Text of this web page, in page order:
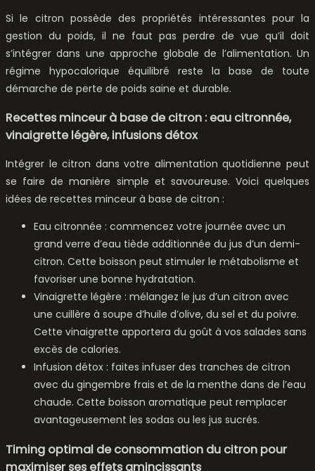
Si le citron possède des propriétés intéressantes pour la
gestion du poids, il ne faut pas perdre de vue qu’il doit
s’intégrer dans une approche globale de l’alimentation. Un
régime hypocalorique équilibré reste la base de toute
démarche de perte de poids saine et durable.
Recettes minceur à base de citron : eau citronnée,
vinaigrette légère, infusions détox
Intégrer le citron dans votre alimentation quotidienne peut
se faire de manière simple et savoureuse. Voici quelques
idées de recettes minceur à base de citron :
Eau citronnée : commencez votre journée avec un
grand verre d’eau tiède additionnée du jus d’un demi-
citron. Cette boisson peut stimuler le métabolisme et
favoriser une bonne hydratation.
Vinaigrette légère : mélangez le jus d’un citron avec
une cuillère à soupe d’huile d’olive, du sel et du poivre.
Cette vinaigrette apportera du goût à vos salades sans
excès de calories.
Infusion détox : faites infuser des tranches de citron
avec du gingembre frais et de la menthe dans de l’eau
chaude. Cette boisson aromatique peut remplacer
avantageusement les sodas ou les jus sucrés.
Timing optimal de consommation du citron pour
maximiser ses effets amincissants